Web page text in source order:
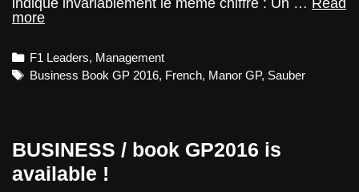
moreTempête
Categories
F1 Leaders, Management
Tags
Business Book GP 2016, French, Manor GP, Sauber
BUSINESS / book GP2016 is
available !